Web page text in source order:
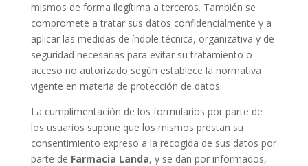
mismos de forma ilegítima a terceros. También se
compromete a tratar sus datos confidencialmente y a
aplicar las medidas de índole técnica, organizativa y de
seguridad necesarias para evitar su tratamiento o
acceso no autorizado según establece la normativa
vigente en materia de protección de datos.
La cumplimentación de los formularios por parte de
los usuarios supone que los mismos prestan su
consentimiento expreso a la recogida de sus datos por
parte de Farmacia Landa, y se dan por informados,